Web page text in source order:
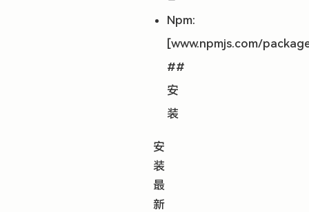
(opens new window)
Npm:
[www.npmjs.com/
##
安
装
安
装
最
新